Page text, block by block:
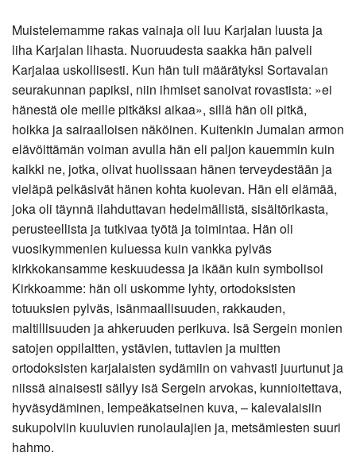
Muistelemamme rakas vainaja oli luu Karjalan luusta ja
liha Karjalan lihasta. Nuoruudesta saakka hän palveli
Karjalaa uskollisesti. Kun hän tuli määrätyksi Sortavalan
seurakunnan papiksi, niin ihmiset sanoivat rovastista: »ei
hänestä ole meille pitkäksi aikaa», sillä hän oli pitkä,
hoikka ja sairaalloisen näköinen. Kuitenkin Jumalan armon
elävöittämän voiman avulla hän eli paljon kauemmin kuin
kaikki ne, jotka, olivat huolissaan hänen terveydestään ja
vieläpä pelkäsivät hänen kohta kuolevan. Hän eli elämää,
joka oli täynnä ilahduttavan hedelmällistä, sisältörikasta,
perusteellista ja tutkivaa työtä ja toimintaa. Hän oli
vuosikymmenien kuluessa kuin vankka pylväs
kirkkokansamme keskuudessa ja ikään kuin symbolisoi
Kirkkoamme: hän oli uskomme lyhty, ortodoksisten
totuuksien pylväs, isänmaallisuuden, rakkauden,
maltillisuuden ja ahkeruuden perikuva. Isä Sergein monien
satojen oppilaitten, ystävien, tuttavien ja muitten
ortodoksisten karjalaisten sydämiin on vahvasti juurtunut ja
niissä ainaisesti säilyy isä Sergein arvokas, kunnioitettava,
hyväsydäminen, lempeäkatseinen kuva, – kalevalaisiin
sukupolviin kuuluvien runolaulajien ja, metsämiesten suuri
hahmo.